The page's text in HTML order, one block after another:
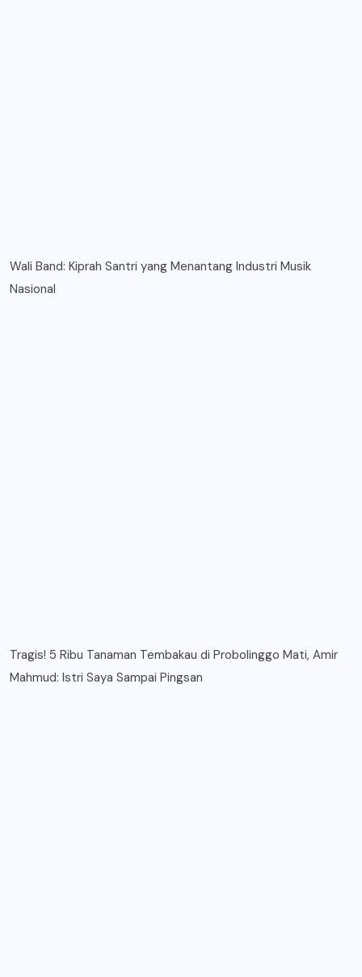
Wali Band: Kiprah Santri yang Menantang Industri Musik
Nasional
Tragis! 5 Ribu Tanaman Tembakau di Probolinggo Mati, Amir
Mahmud: Istri Saya Sampai Pingsan